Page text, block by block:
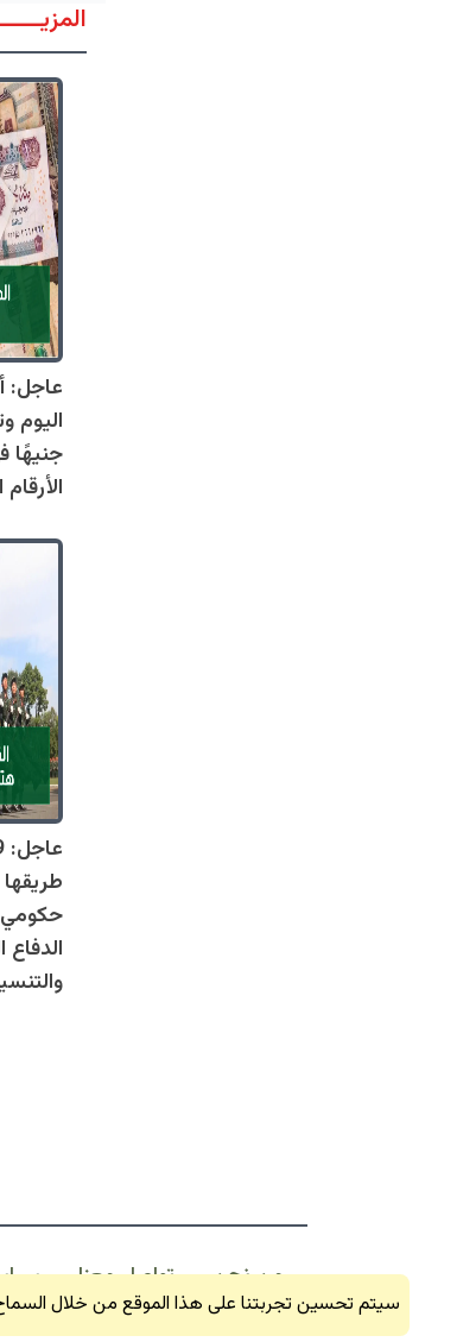
عاجل:
جنيهًا
حكومي
الدفاع
من نحن تواصل معنا
سيتم تحسين تجربتنا على هذا الموقع من خلال